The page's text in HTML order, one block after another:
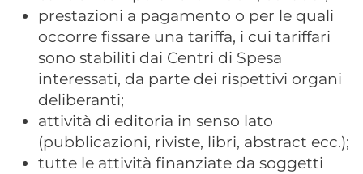
prestazioni a pagamento o per le quali
occorre fissare una tariffa, i cui tariffari
sono stabiliti dai Centri di Spesa
interessati, da parte dei rispettivi organi
deliberanti;
attività di editoria in senso lato
(pubblicazioni, riviste, libri, abstract ecc.);
tutte le attività finanziate da soggetti